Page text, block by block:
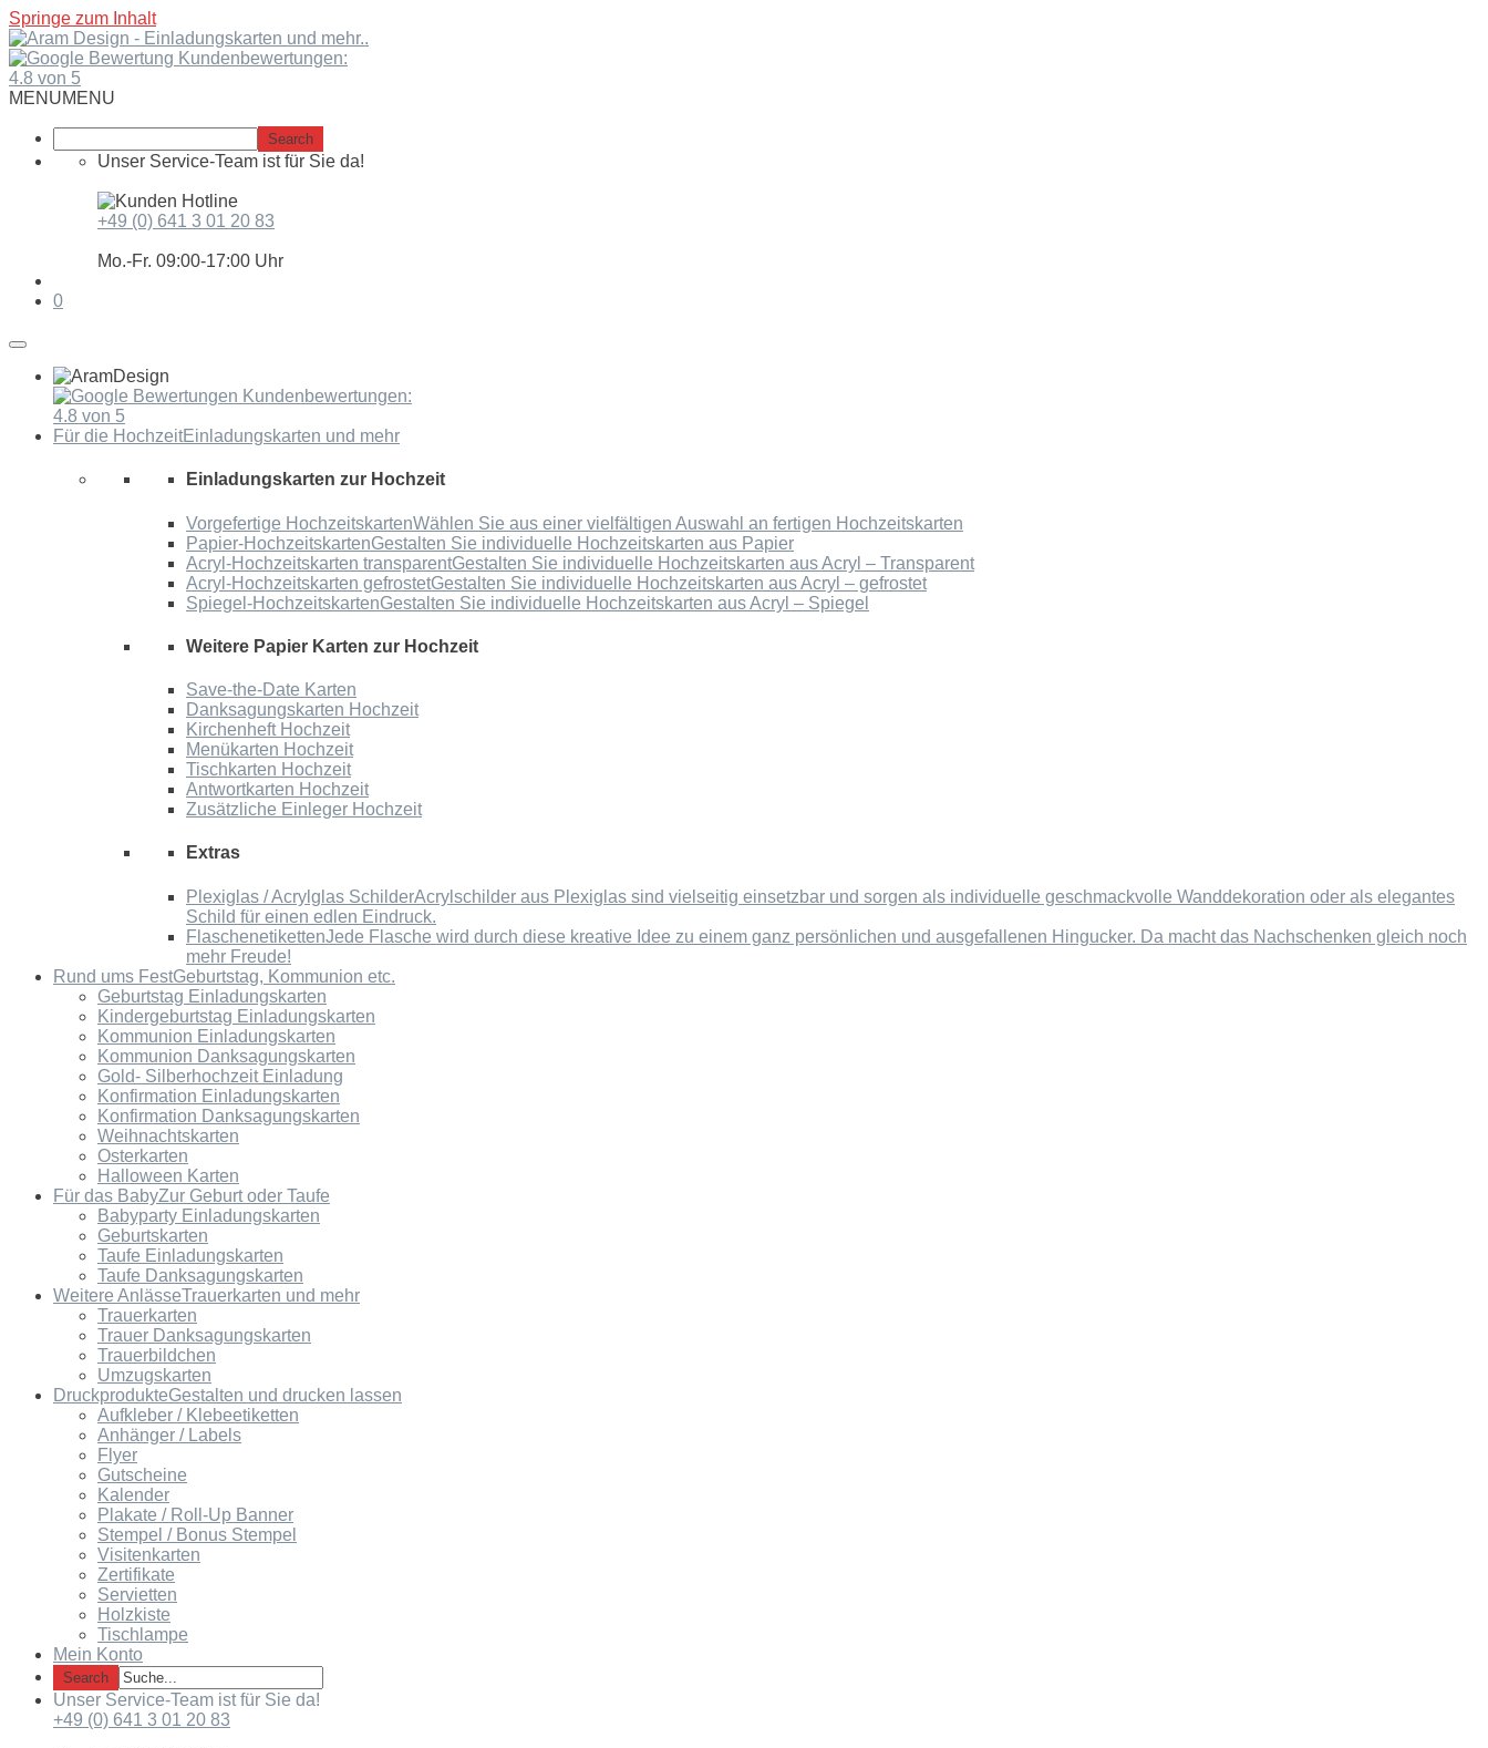
Springe zum Inhalt
Kundenbewertungen:
4.8 von 5
MENUMENU
Unser Service-Team ist für Sie da!
+49 (0) 641 3 01 20 83
Mo.-Fr. 09:00-17:00 Uhr
0
Kundenbewertungen:
4.8 von 5
Für die HochzeitEinladungskarten und mehr
Einladungskarten zur Hochzeit
Vorgefertige HochzeitskartenWählen Sie aus einer vielfältigen Auswahl an fertigen Hochzeitskarten
Papier-HochzeitskartenGestalten Sie individuelle Hochzeitskarten aus Papier
Acryl-Hochzeitskarten transparentGestalten Sie individuelle Hochzeitskarten aus Acryl – Transparent
Acryl-Hochzeitskarten gefrostetGestalten Sie individuelle Hochzeitskarten aus Acryl – gefrostet
Spiegel-HochzeitskartenGestalten Sie individuelle Hochzeitskarten aus Acryl – Spiegel
Weitere Papier Karten zur Hochzeit
Save-the-Date Karten
Danksagungskarten Hochzeit
Kirchenheft Hochzeit
Menükarten Hochzeit
Tischkarten Hochzeit
Antwortkarten Hochzeit
Zusätzliche Einleger Hochzeit
Extras
Plexiglas / Acrylglas SchilderAcrylschilder aus Plexiglas sind vielseitig einsetzbar und sorgen als individuelle geschmackvolle Wanddekoration oder als elegantes
Schild für einen edlen Eindruck.
FlaschenetikettenJede Flasche wird durch diese kreative Idee zu einem ganz persönlichen und ausgefallenen Hingucker. Da macht das Nachschenken gleich noch
mehr Freude!
Rund ums FestGeburtstag, Kommunion etc.
Geburtstag Einladungskarten
Kindergeburtstag Einladungskarten
Kommunion Einladungskarten
Kommunion Danksagungskarten
Gold- Silberhochzeit Einladung
Konfirmation Einladungskarten
Konfirmation Danksagungskarten
Weihnachtskarten
Osterkarten
Halloween Karten
Für das BabyZur Geburt oder Taufe
Babyparty Einladungskarten
Geburtskarten
Taufe Einladungskarten
Taufe Danksagungskarten
Weitere AnlässeTrauerkarten und mehr
Trauerkarten
Trauer Danksagungskarten
Trauerbildchen
Umzugskarten
DruckprodukteGestalten und drucken lassen
Aufkleber / Klebeetiketten
Anhänger / Labels
Flyer
Gutscheine
Kalender
Plakate / Roll-Up Banner
Stempel / Bonus Stempel
Visitenkarten
Zertifikate
Servietten
Holzkiste
Tischlampe
Mein Konto
Unser Service-Team ist für Sie da!
+49 (0) 641 3 01 20 83